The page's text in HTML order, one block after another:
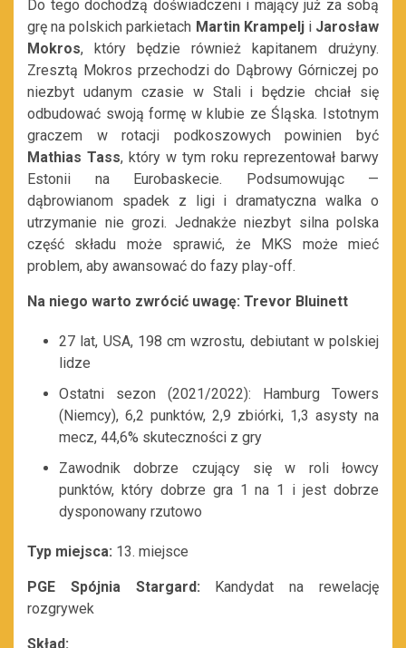
Do tego dochodzą doświadczeni i mający już za sobą
grę na polskich parkietach Martin Krampelji Jarosław
Mokros, który będzie również kapitanem drużyny.
Zresztą Mokros przechodzi do Dąbrowy Górniczej po
niezbyt udanym czasie w Stali i będzie chciał się
odbudować swoją formę w klubie ze Śląska. Istotnym
graczem w rotacji podkoszowych powinien być
Mathias Tass, który w tym roku reprezentował barwy
Estonii na Eurobaskecie. Podsumowując —
dąbrowianom spadek z ligi i dramatyczna walka o
utrzymanie nie grozi. Jednakże niezbyt silna polska
część składu może sprawić, że MKS może mieć
problem, aby awansować do fazy play-off.
Na niego warto zwrócić uwagę: Trevor Bluinett
27 lat, USA, 198 cm wzrostu, debiutant w polskiej
lidze
Ostatni sezon (2021/2022): Hamburg Towers
(Niemcy), 6,2 punktów, 2,9 zbiórki, 1,3 asysty na
mecz, 44,6% skuteczności z gry
Zawodnik dobrze czujący się w roli łowcy
punktów, który dobrze gra 1 na 1 i jest dobrze
dysponowany rzutowo
Typ miejsca: 13. miejsce
PGE Spójnia Stargard: Kandydat na rewelację
rozgrywek
Skład: